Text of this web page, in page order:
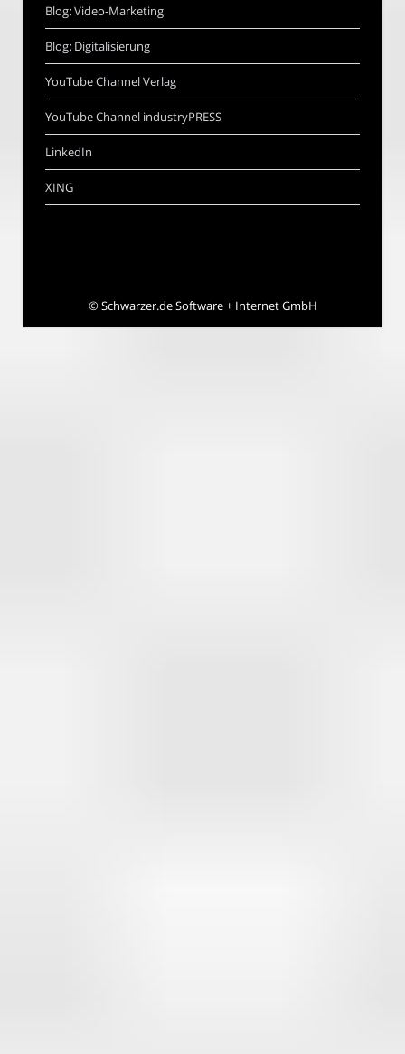
Blog: Video-Marketing
Blog: Digitalisierung
YouTube Channel Verlag
YouTube Channel industryPRESS
LinkedIn
XING
©Schwarzer.de Software + Internet GmbH